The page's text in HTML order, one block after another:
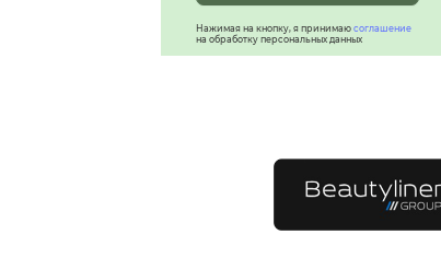
Нажимая на кнопку, я принимаю соглашение
на обработку персональных данных